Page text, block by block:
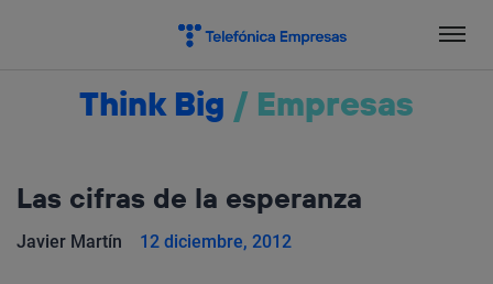
Think Big / Empresas
Las cifras de la esperanza
Javier Martín 12 diciembre, 2012